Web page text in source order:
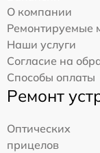
О компании
Ремонтируемые
Наши услуги
Согласие на
Способы оплаты
Ремонт
Оптических
прицелов